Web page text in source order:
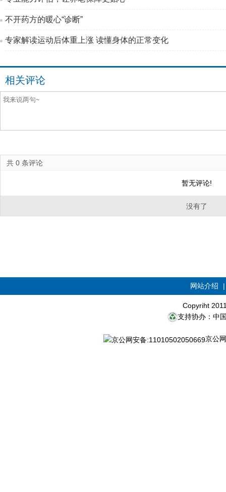
不开药方的暖心“诊断”
专家解读运动后体重上涨 读懂身体的正常变化
相关评论
共 0 条评论
暂无评论!
没有了
网站介绍
Copyriht
支持协办：中
京公